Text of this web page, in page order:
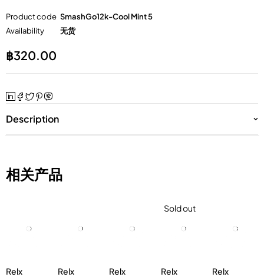
Product code SmashGo12k-Cool Mint 5
Availability
无货
฿320.00
Description
相关产品
Relx Relx Relx
Sold out
Relx Relx